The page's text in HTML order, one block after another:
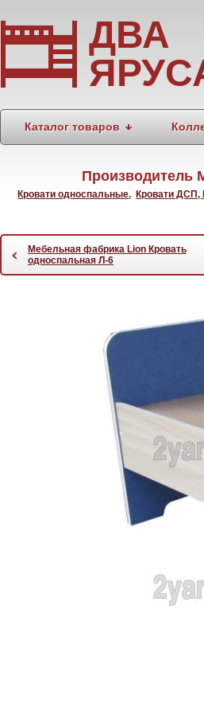
ДВА
Каталог товаров
Производитель
Кровати односпальные, Кровати
‹
Мебельная фабрика Lion Кровать
односпальная Л-6